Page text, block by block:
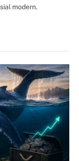
modern.